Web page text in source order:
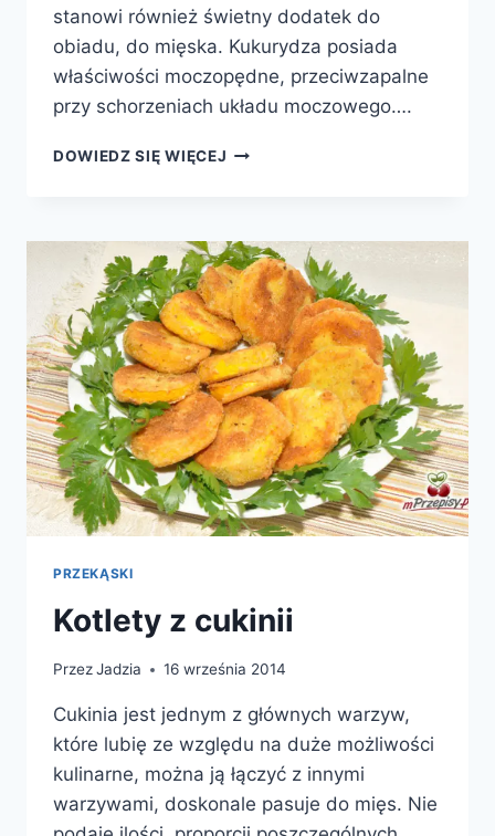
stanowi również świetny dodatek do
obiadu, do mięska. Kukurydza posiada
właściwości moczopędne, przeciwzapalne
przy schorzeniach układu moczowego….
DOWIEDZ SIĘ WIĘCEJ KUKURYDZA
PRZEKĄSKI
Kotlety z cukinii
PrzezJadzia 16 września 2014
Cukinia jest jednym z głównych warzyw,
które lubię ze względu na duże możliwości
kulinarne, można ją łączyć z innymi
warzywami, doskonale pasuje do mięs. Nie